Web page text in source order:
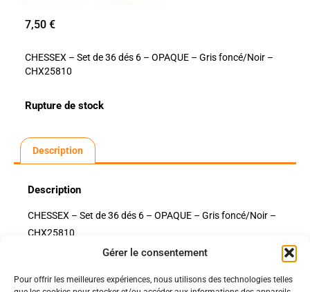
Gérer le consentement
Pour offrir les meilleures expériences, nous utilisons des technologies telles
7,50 €
CHESSEX – Set de 36 dés 6 – OPAQUE – Gris foncé/Noir –
CHX25810
Rupture de stock
Description
Description
CHESSEX – Set de 36 dés 6 – OPAQUE – Gris foncé/Noir –
CHX25810
Politiques